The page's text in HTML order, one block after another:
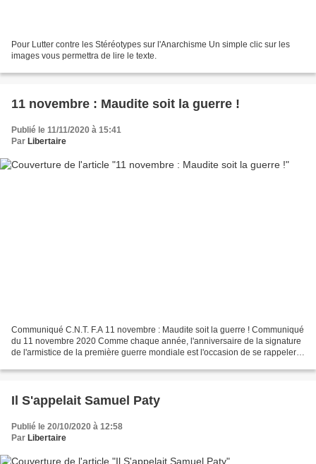
Pour Lutter contre les Stéréotypes sur l'Anarchisme Un simple clic sur les
images vous permettra de lire le texte.
11 novembre : Maudite soit la guerre !
Publié le 11/11/2020 à 15:41
Par Libertaire
Communiqué C.N.T. F.A 11 novembre : Maudite soit la guerre ! Communiqué
du 11 novembre 2020 Comme chaque année, l'anniversaire de la signature
de l'armistice de la première guerre mondiale est l'occasion de se rappeler
Il S'appelait Samuel Paty
Publié le 20/10/2020 à 12:58
Par Libertaire